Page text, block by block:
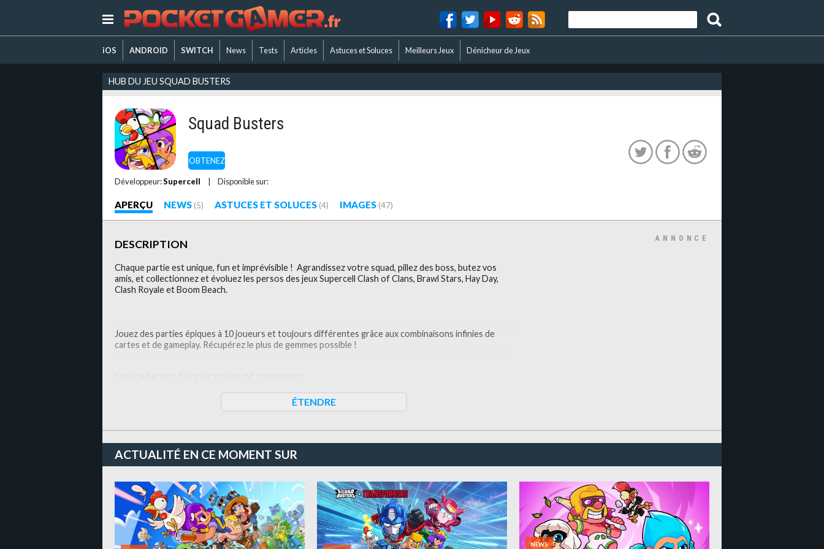
iOS ANDROID SWITCH News Tests Articles Astuces et Soluces Meilleurs Jeux Dénicheur de Jeux
HUB DU JEU SQUAD BUSTERS
OBTENEZ
Squad Busters
Développeur:Supercell Disponible sur:
APERÇU NEWS (5) ASTUCES ET SOLUCES (4) IMAGES (47)
DESCRIPTION
Chaque partie est unique, fun et imprévisible ! Agrandissez votre squad, pillez des boss, butez vos
amis, et collectionnez et évoluez les persos des jeux Supercell Clash of Clans, Brawl Stars, Hay Day,
Clash Royale et Boom Beach.
Jouez des parties épiques à 10 joueurs et toujours différentes grâce aux combinaisons infinies de
cartes et de gameplay. Récupérez le plus de gemmes possible !
meilleure version d'eux-mêmes, avec un nouveau look et de formidables capacités !
LES MODS DÉCUPLENT LE FUN
Grâce aux dizaines de mods différents et au choix de persos toujours renouvelé, chacune de vos
parties est unique. Poursuivez des gobelins voleurs, frappez des piñatas, recrutez des fantômes
royaux et plus encore ! Découvrez de nouvelles tactiques et surprises à chaque partie !
ÉTENDRE
ANNONCE
ACTUALITÉ EN CE MOMENT SUR
NEWS